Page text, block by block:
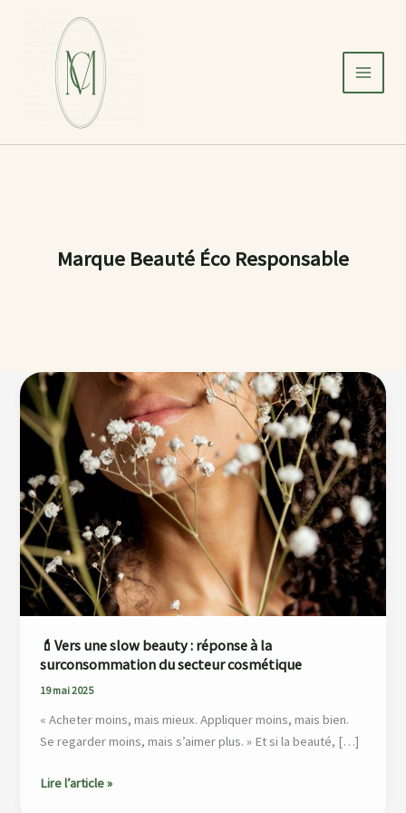
Marque Beauté Éco Responsable
💄Vers une slow beauty : réponse à la
surconsommation du secteur cosmétique
19 mai 2025
« Acheter moins, mais mieux. Appliquer moins, mais bien.
Se regarder moins, mais s’aimer plus. » Et si la beauté, […]
💄
Vers
une
slow
beauty
:
réponse
à
la
surconsommation
du
secteur
cosmétique
Lire l’article »